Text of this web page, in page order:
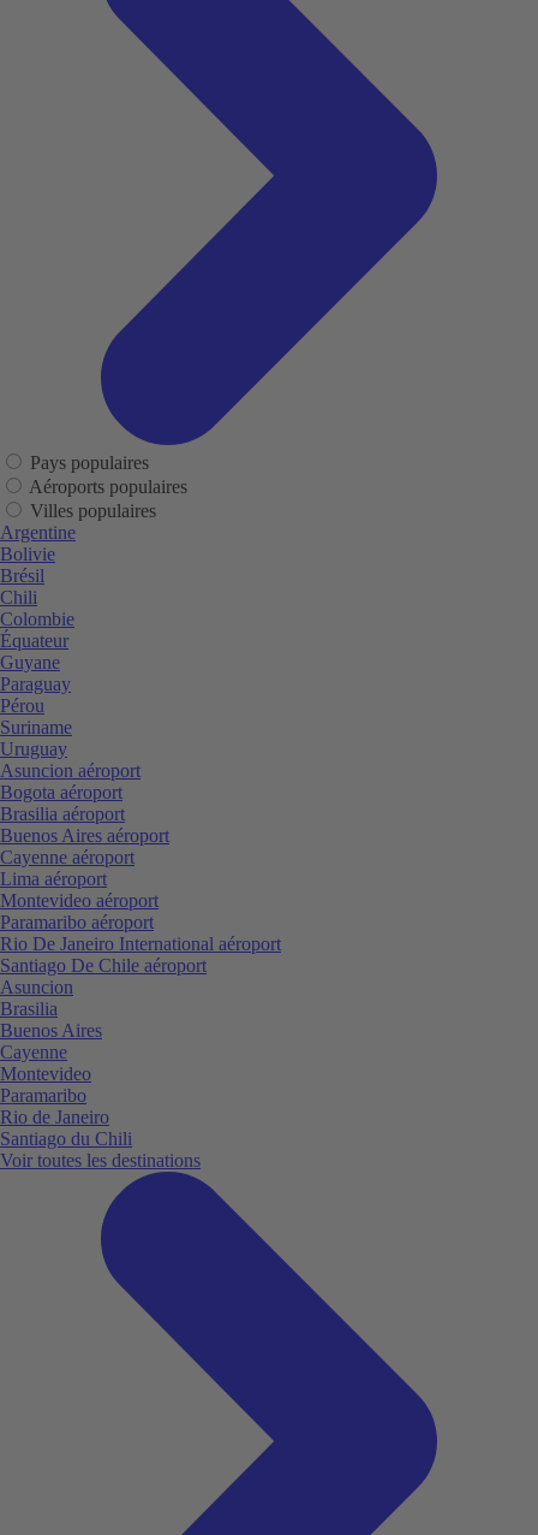
Pays populaires
Aéroports populaires
Villes populaires
Argentine
Bolivie
Brésil
Chili
Colombie
Équateur
Guyane
Paraguay
Pérou
Suriname
Uruguay
Asuncion aéroport
Bogota aéroport
Brasilia aéroport
Buenos Aires aéroport
Cayenne aéroport
Lima aéroport
Montevideo aéroport
Paramaribo aéroport
Rio De Janeiro International aéroport
Santiago De Chile aéroport
Asuncion
Brasilia
Buenos Aires
Cayenne
Montevideo
Paramaribo
Rio de Janeiro
Santiago du Chili
Voir toutes les destinations